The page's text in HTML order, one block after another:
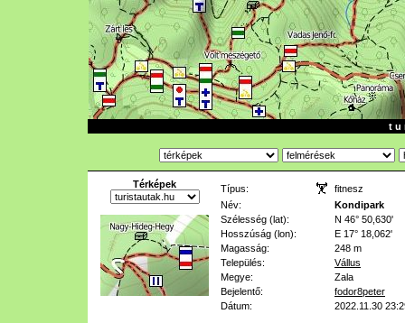
t u
Térképek Típus:
fitnesz
Név:
Kondipark
Szélesség (lat):
N 46° 50,630'
Hosszúság (lon):
E 17° 18,062'
Magasság:
248 m
Település:
Vállus
Megye:
Zala
Bejelentő:
fodor8peter
Dátum:
2022.11.30